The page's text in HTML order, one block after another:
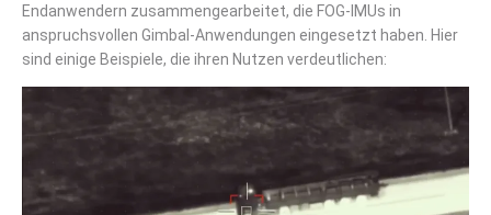
Endanwendern zusammengearbeitet, die FOG-IMUs in
anspruchsvollen Gimbal-Anwendungen eingesetzt haben. Hier
sind einige Beispiele, die ihren Nutzen verdeutlichen: